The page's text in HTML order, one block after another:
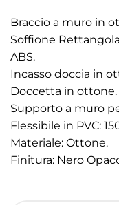
Braccio a muro in
Soffione
ABS.
Incasso doccia in
Doccetta in ottone.
Supporto a muro
Flessibile in PVC:
Materiale: Ottone.
Finitura: Nero